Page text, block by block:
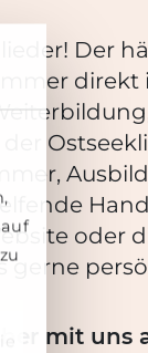
Der
direkt
oder
mit uns